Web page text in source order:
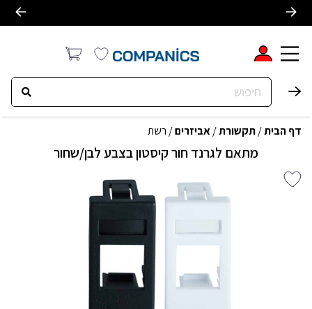
דף הבית/תקשורת/אביזרים/ רשת
מתאם לגרנד חור קיסטון בצבע לבן/שחור